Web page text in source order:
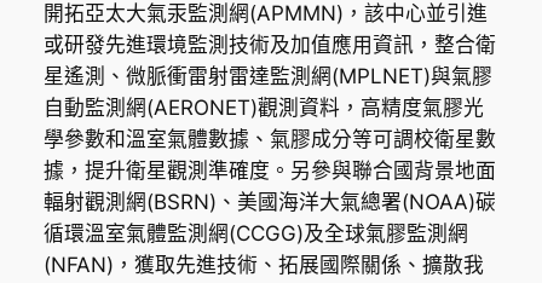
開拓亞太大氣汞監測網(APMMN)，該中心並引進
或研發先進環境監測技術及加值應用資訊，整合衛
星遙測、微脈衝雷射雷達監測網(MPLNET)與氣膠
自動監測網(AERONET)觀測資料，高精度氣膠光
學參數和溫室氣體數據、氣膠成分等可調校衛星數
據，提升衛星觀測準確度。另參與聯合國背景地面
輻射觀測網(BSRN)、美國海洋大氣總署(NOAA)碳
循環溫室氣體監測網(CCGG)及全球氣膠監測網
(NFAN)，獲取先進技術、拓展國際關係、擴散我